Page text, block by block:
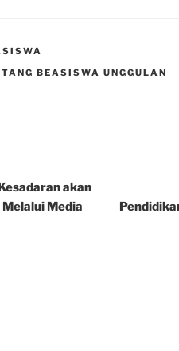
BEASISWA UNGGULAN
akan
Media